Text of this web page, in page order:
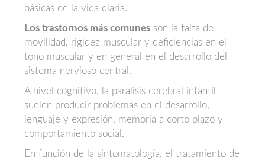
básicas de la vida diaria.
Los trastornos más comunes son la falta de
movilidad, rigidez muscular y deficiencias en el
tono muscular y en general en el desarrollo del
sistema nervioso central.
A nivel cognitivo, la parálisis cerebral infantil
suelen producir problemas en el desarrollo,
lenguaje y expresión, memoria a corto plazo y
comportamiento social.
En función de la sintomatología, el tratamiento de